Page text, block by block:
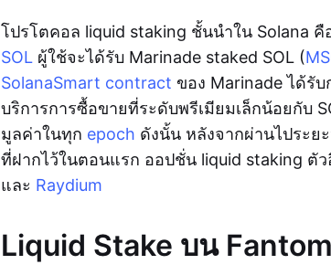
โปรโตคอล liquid staking ชั้นนำใน Solana คื
SOL ผู้ใช้จะได้รับ Marinade staked SOL (
SolanaSmart contract ของ Marinade ได้รับ
บริการการซื้อขายที่ระดับพรีเมียมเล็กน้อยกับ
มูลค่าในทุก epoch ดังนั้น หลังจากผ่านไประย
ที่ฝากไว้ในตอนแรก ออปชั่น liquid staking ตั
และ Raydium
Liquid Stake บน Fantom